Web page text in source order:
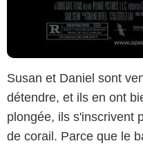
Susan et Daniel sont
détendre, et ils en ont
plongée, ils s'inscrivent
de corail. Parce que le